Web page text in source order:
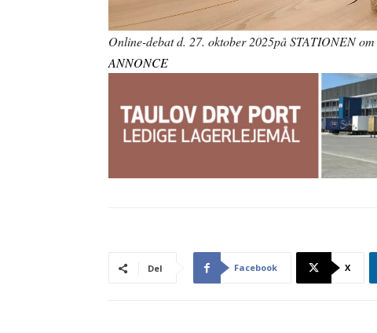
Online-debat d. 27. oktober 2025på STATIONEN
ANNONCE
Del Facebook X